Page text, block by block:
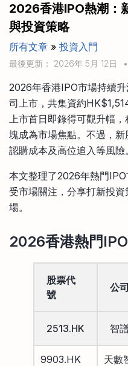
比較最抵港股投資
投資加密貨幣
比較最抵Crypto交
月供股票計劃
比較最抵月供計劃
比較定存利率
信用卡
比較各種最優惠信
Marketplace
其他網站
手機App與理財資訊
商業解決方案
2026香港IPO熱潮：
與投資策略
所有文章 » 投資入門
最後更新： 2026年 5月 12日 •
2026年香港IPO市場持續
司上市，共集資約
上市首日即錄得可觀升幅
塊成為市場焦點。不過，新
認購成本及高位追入等風險。
本文整理了2026年熱門
受市場關注，分享打新投
場。
2026香港熱門
股票代
號
公
2513.HK 智
9903.HK 天數